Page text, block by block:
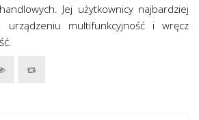
Jej użytkownicy najbardziej
multifunkcyjność i wręcz